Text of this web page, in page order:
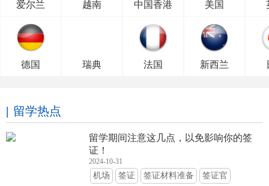
爱尔兰 越南 中国香港 美国
德国 瑞典 法国 新西兰
留学热点
留学期间注意这几点，以免影响你的签
证！
2024-10-31
机场 签证 签证材料准备 签证官